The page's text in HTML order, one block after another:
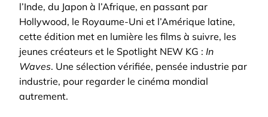
l’Inde, du Japon à l’Afrique, en passant par
Hollywood, le Royaume-Uni et l’Amérique latine,
cette édition met en lumière les films à suivre, les
jeunes créateurs et le Spotlight NEW KG : In
Waves. Une sélection vérifiée, pensée industrie par
industrie, pour regarder le cinéma mondial
autrement.